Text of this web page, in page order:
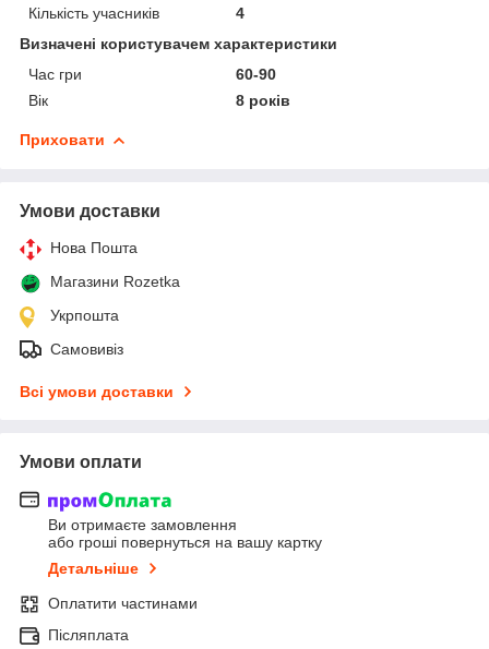
Кількість учасників
4
Визначені користувачем характеристики
Час гри
60-90
Вік
8 років
Приховати
Умови доставки
Нова Пошта
Магазини Rozetka
Укрпошта
Самовивіз
Всі умови доставки
Умови оплати
Ви отримаєте замовлення
або гроші повернуться на вашу картку
Детальніше
Оплатити частинами
Післяплата